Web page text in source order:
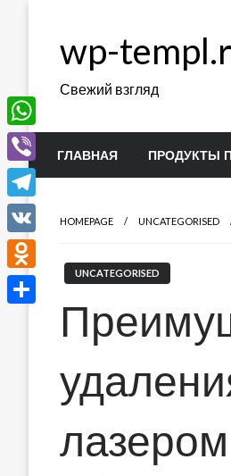
содержимомуwp-
Свежий взгляд
ГЛАВНАЯ ПРОДУКТЫ
HOMEPAGE UNCATEGORISED
UNCATEGORISED
лазером
WhatsApp
Viber
Telegram
VK
Odnoklassniki